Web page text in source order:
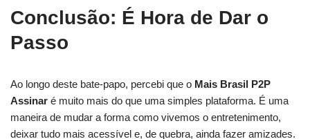
Conclusão: É Hora de Dar o
Passo
Ao longo deste bate-papo, percebi que o Mais Brasil P2P
Assinar é muito mais do que uma simples plataforma. É uma
maneira de mudar a forma como vivemos o entretenimento,
deixar tudo mais acessível e, de quebra, ainda fazer amizades.